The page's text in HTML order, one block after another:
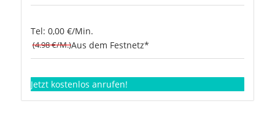
Tel: 0,00 €/Min.
(4.98 €/M.)Aus dem Festnetz*
Jetzt kostenlos anrufen!